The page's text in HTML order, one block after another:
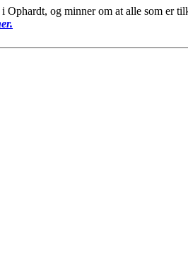
og minner om at alle som er